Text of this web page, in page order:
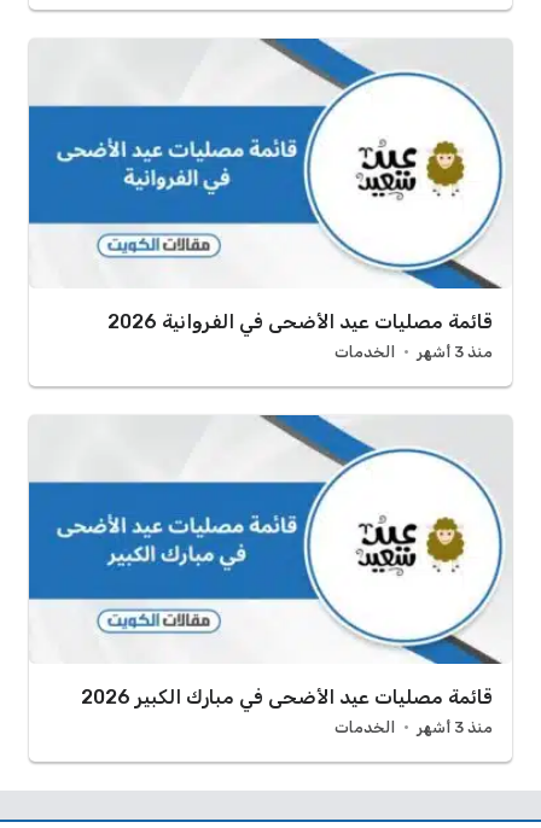
قائمة مصليات عيد الأضحى في الفروانية 2026
منذ 3 أشهر الخدمات
قائمة مصليات عيد الأضحى في مبارك الكبير 2026
منذ 3 أشهر الخدمات